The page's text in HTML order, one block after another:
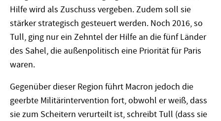
Hilfe wird als Zuschuss vergeben. Zudem soll sie
stärker strategisch gesteuert werden. Noch 2016, so
Tull, ging nur ein Zehntel der Hilfe an die fünf Länder
des Sahel, die außenpolitisch eine Priorität für Paris
waren.
Gegenüber dieser Region führt Macron jedoch die
geerbte Militärintervention fort, obwohl er weiß, dass
sie zum Scheitern verurteilt ist, schreibt Tull (dass sie